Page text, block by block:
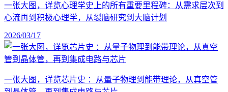
一张大图，详览心理学史上的所有重要里程碑：从需求层次到
心流再到积极心理学，从裂脑研究到大脑计划
2026/03/17
一张大图，详览芯片史 ：从量子物理到能带理论，从真空管